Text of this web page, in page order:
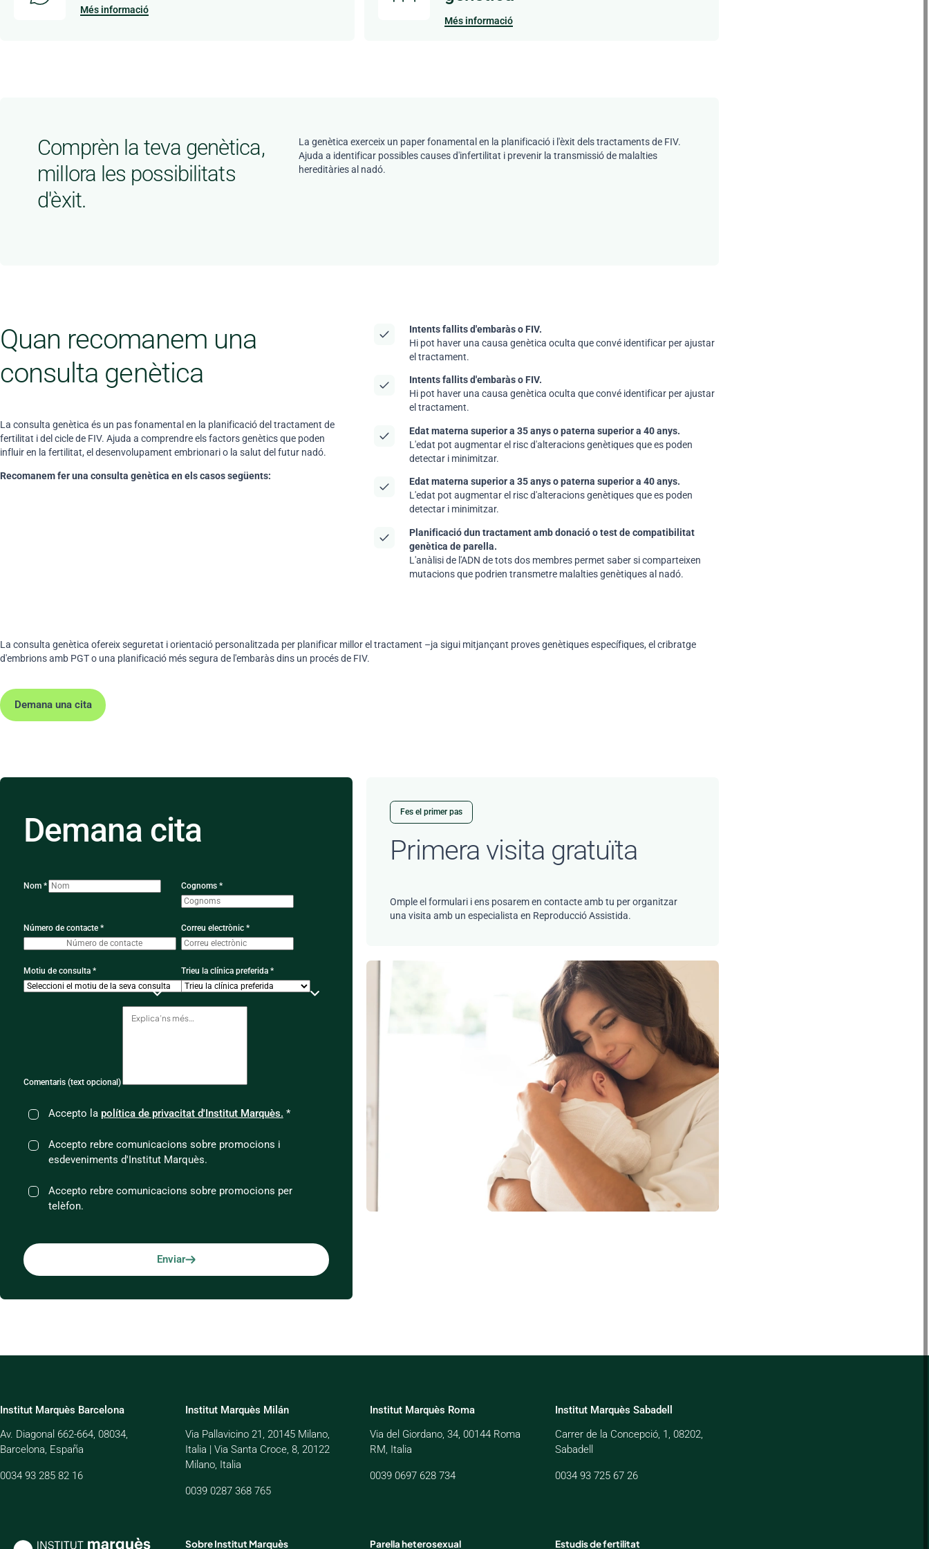
Més informació
Més informació
Comprèn la teva genètica,
millora les possibilitats
d'èxit.
La genètica exerceix un paper fonamental en la planificació i l'èxit dels tractaments de FIV.
Ajuda a identificar possibles causes d'infertilitat i prevenir la transmissió de malalties
hereditàries al nadó.
Quan recomanem una
consulta genètica
La consulta genètica és un pas fonamental en la planificació del tractament de
fertilitat i del cicle de FIV. Ajuda a comprendre els factors genètics que poden
influir en la fertilitat, el desenvolupament embrionari o la salut del futur nadó.
Recomanem fer una consulta genètica en els casos següents:
Intents fallits d'embaràs o FIV.
Hi pot haver una causa genètica oculta que convé identificar per ajustar
el tractament.
Intents fallits d'embaràs o FIV.
Hi pot haver una causa genètica oculta que convé identificar per ajustar
el tractament.
Edat materna superior a 35 anys o paterna superior a 40 anys.
L'edat pot augmentar el risc d'alteracions genètiques que es poden
detectar i minimitzar.
Edat materna superior a 35 anys o paterna superior a 40 anys.
L'edat pot augmentar el risc d'alteracions genètiques que es poden
detectar i minimitzar.
Planificació dun tractament amb donació o test de compatibilitat
genètica de parella.
L'anàlisi de l'ADN de tots dos membres permet saber si comparteixen
mutacions que podrien transmetre malalties genètiques al nadó.
La consulta genètica ofereix seguretat i orientació personalitzada per planificar millor el tractament –ja sigui mitjançant proves genètiques específiques, el cribratge
d'embrions amb PGT o una planificació més segura de l'embaràs dins un procés de FIV.
Demana una cita
Demana cita
Nom * Cognoms *
Número de contacte * Correu electrònic *
Motiu de consulta * Trieu la clínica preferida *
Comentaris (text opcional)
Accepto la política de privacitat d'Institut Marquès. *
Accepto rebre comunicacions sobre promocions i
esdeveniments d'Institut Marquès.
Accepto rebre comunicacions sobre promocions per
telèfon.
Enviar
Fes el primer pas
Primera visita gratuïta
Omple el formulari i ens posarem en contacte amb tu per organitzar
una visita amb un especialista en Reproducció Assistida.
Institut Marquès Barcelona
Av. Diagonal 662-664, 08034,
Barcelona, España
0034 93 285 82 16
Institut Marquès Milán
Via Pallavicino 21, 20145 Milano,
Italia | Via Santa Croce, 8, 20122
Milano, Italia
0039 0287 368 765
Institut Marquès Roma
Via del Giordano, 34, 00144 Roma
RM, Italia
0039 0697 628 734
Institut Marquès Sabadell
Carrer de la Concepció, 1, 08202,
Sabadell
0034 93 725 67 26
Sobre Institut Marquès Parella heterosexual Estudis de fertilitat